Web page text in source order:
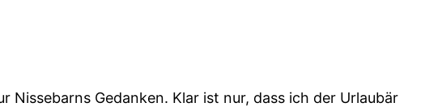
Gedanken. Klar ist nur, dass ich der Urlaubär